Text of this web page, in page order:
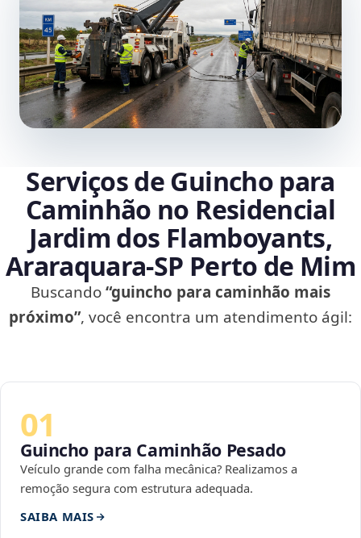
Serviços de Guincho para
Caminhão no Residencial
Jardim dos Flamboyants,
Araraquara‑SP Perto de Mim
Buscando“guincho para caminhão mais
próximo”, você encontra um atendimento ágil:
01
Guincho para Caminhão Pesado
Veículo grande com falha mecânica? Realizamos a
remoção segura com estrutura adequada.
SAIBA MAIS